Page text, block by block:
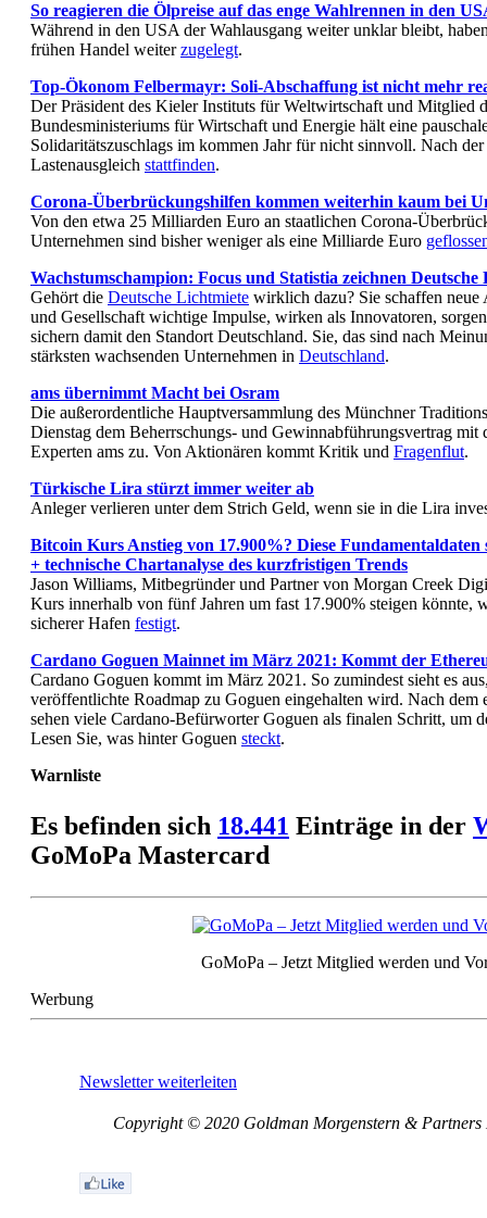
So reagieren die Ölpreise auf das enge Wahlrennen in den
Während in den USA der Wahlausgang weiter unklar bleibt,
frühen Handel weiterzugelegt.
Top-Ökonom Felbermayr: Soli-Abschaffung ist nicht mehr
Der Präsident des Kieler Instituts für Weltwirtschaft und Mitglied
Bundesministeriums für Wirtschaft und Energie hält eine
Solidaritätszuschlags im kommen Jahr für nicht sinnvoll. Nach
Lastenausgleich stattfinden.
Corona-Überbrückungshilfen kommen weiterhin kaum bei
Von den etwa 25 Milliarden Euro an staatlichen Corona-
Unternehmen sind bisher weniger als eine Milliarde Euro
Wachstumschampion: Focus und Statistia zeichnen Deutsche
Gehört die Deutsche Lichtmiete wirklich dazu? Sie schaffen neue
und Gesellschaft wichtige Impulse, wirken als Innovatoren,
sichern damit den Standort Deutschland. Sie, das sind nach
stärksten wachsenden Unternehmen in Deutschland.
ams übernimmt Macht bei Osram
Die außerordentliche Hauptversammlung des Münchner
Dienstag dem Beherrschungs- und Gewinnabführungsvertrag mit
Experten ams zu. Von Aktionären kommt Kritik und Fragenflut.
Türkische Lira stürzt immer weiter ab
Anleger verlieren unter dem Strich Geld, wenn sie in die Lira
Bitcoin Kurs Anstieg von 17.900%? Diese
+ technische Chartanalyse des kurzfristigen Trends
Jason Williams, Mitbegründer und Partner von Morgan Creek
Kurs innerhalb von fünf Jahren um fast 17.900% steigen könnte,
sicherer Hafen festigt.
Cardano Goguen Mainnet im März 2021: Kommt der
Cardano Goguen kommt im März 2021. So zumindest sieht es
veröffentlichte Roadmap zu Goguen eingehalten wird. Nach
sehen viele Cardano-Befürworter Goguen als finalen Schritt, um
Lesen Sie, was hinter Goguen steckt.
Warnliste
Es befinden sich 18.441 Einträge in der
GoMoPa Mastercard
GoMoPa – Jetzt Mitglied werden und
Werbung
Newsletter weiterleiten
Copyright © 2020 Goldman Morgenstern & Partners